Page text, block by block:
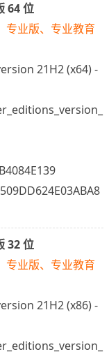
64 位
专业版、专业教育
21H2 (x64) -
32 位
专业版、专业教育
21H2 (x86) -